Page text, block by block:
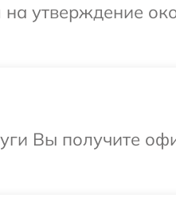
утверждение
Вы получите